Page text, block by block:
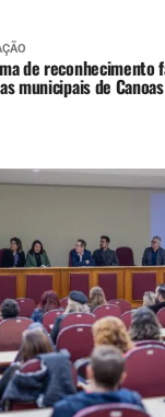
de reconhecimento
municipais de Canoas